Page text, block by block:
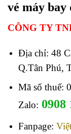
vé máy bay
CÔNG TY
Địa chỉ: 48
Q.Tân Phú,
Mã số thuế:
Zalo: 0908
Fanpage: